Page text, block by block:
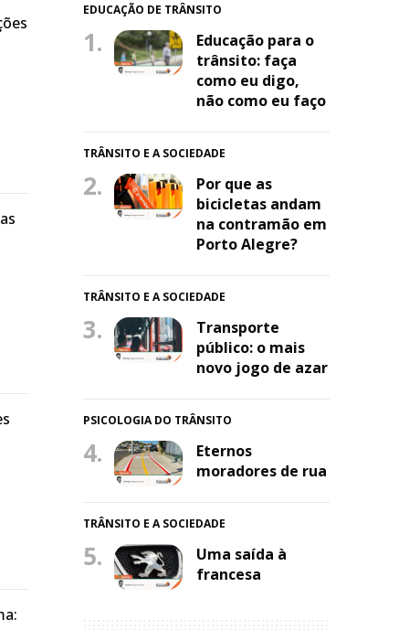
EDUCAÇÃO DE TRÂNSITO
1.
Educação para o
trânsito: faça
como eu digo,
não como eu faço
TRÂNSITO E A SOCIEDADE
2.
Por que as
bicicletas andam
na contramão em
Porto Alegre?
TRÂNSITO E A SOCIEDADE
3.
Transporte
público: o mais
novo jogo de azar
PSICOLOGIA DO TRÂNSITO
4.
Eternos
moradores de rua
TRÂNSITO E A SOCIEDADE
5.
Uma saída à
francesa